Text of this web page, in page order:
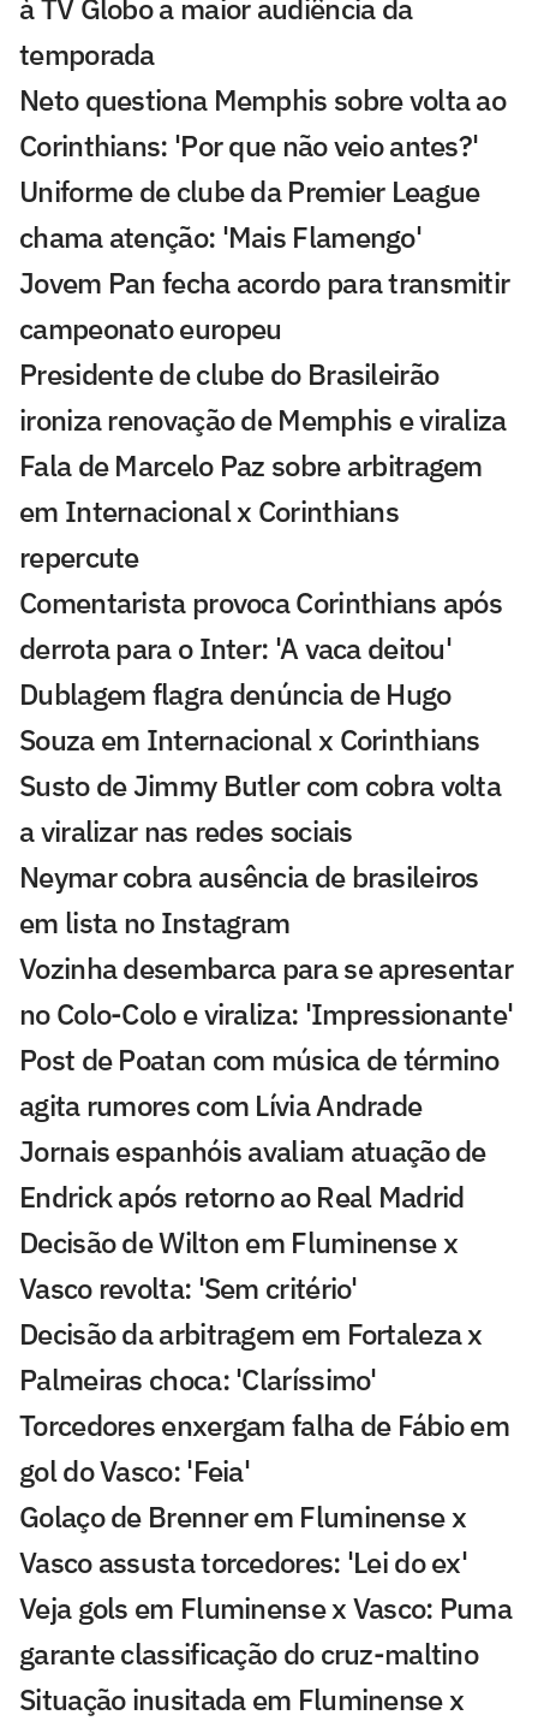
à TV Globo a maior audiência da
temporada
Neto questiona Memphis sobre volta ao
Corinthians: 'Por que não veio antes?'
Uniforme de clube da Premier League
chama atenção: 'Mais Flamengo'
Jovem Pan fecha acordo para transmitir
campeonato europeu
Presidente de clube do Brasileirão
ironiza renovação de Memphis e viraliza
Fala de Marcelo Paz sobre arbitragem
em Internacional x Corinthians
repercute
Comentarista provoca Corinthians após
derrota para o Inter: 'A vaca deitou'
Dublagem flagra denúncia de Hugo
Souza em Internacional x Corinthians
Susto de Jimmy Butler com cobra volta
a viralizar nas redes sociais
Neymar cobra ausência de brasileiros
em lista no Instagram
Vozinha desembarca para se apresentar
no Colo-Colo e viraliza: 'Impressionante'
Post de Poatan com música de término
agita rumores com Lívia Andrade
Jornais espanhóis avaliam atuação de
Endrick após retorno ao Real Madrid
Decisão de Wilton em Fluminense x
Vasco revolta: 'Sem critério'
Decisão da arbitragem em Fortaleza x
Palmeiras choca: 'Claríssimo'
Torcedores enxergam falha de Fábio em
gol do Vasco: 'Feia'
Golaço de Brenner em Fluminense x
Vasco assusta torcedores: 'Lei do ex'
Veja gols em Fluminense x Vasco: Puma
garante classificação do cruz-maltino
Situação inusitada em Fluminense x